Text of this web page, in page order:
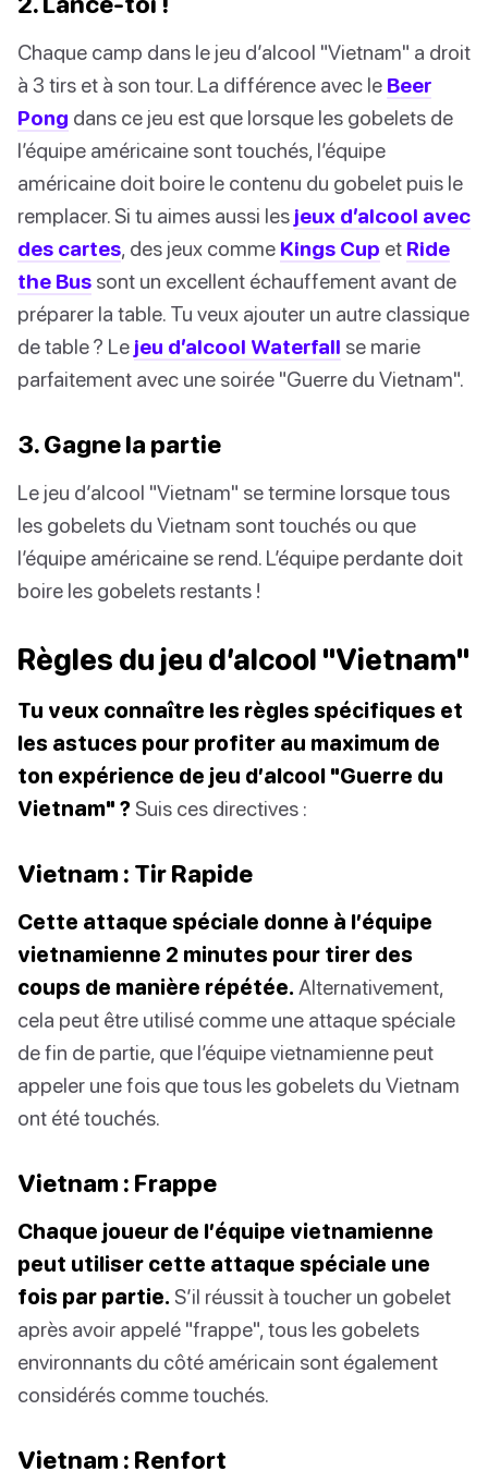
Chaque camp dans le jeu d’alcool "Vietnam" a droit
à 3 tirs et à son tour. La différence avec le Beer
Pong dans ce jeu est que lorsque les gobelets de
l’équipe américaine sont touchés, l’équipe
américaine doit boire le contenu du gobelet puis le
remplacer. Si tu aimes aussi les jeux d’alcool avec
des cartes, des jeux comme Kings Cup et Ride
the Bus sont un excellent échauffement avant de
préparer la table. Tu veux ajouter un autre classique
de table ? Le jeu d’alcool Waterfall se marie
parfaitement avec une soirée "Guerre du Vietnam".
3. Gagne la partie
Le jeu d’alcool "Vietnam" se termine lorsque tous
les gobelets du Vietnam sont touchés ou que
l’équipe américaine se rend. L’équipe perdante doit
boire les gobelets restants !
Règles du jeu d’alcool "Vietnam"
Tu veux connaître les règles spécifiques et
les astuces pour profiter au maximum de
ton expérience de jeu d’alcool "Guerre du
Vietnam" ? Suis ces directives :
Vietnam : Tir Rapide
Cette attaque spéciale donne à l’équipe
vietnamienne 2 minutes pour tirer des
coups de manière répétée. Alternativement,
cela peut être utilisé comme une attaque spéciale
de fin de partie, que l’équipe vietnamienne peut
appeler une fois que tous les gobelets du Vietnam
ont été touchés.
Vietnam : Frappe
Chaque joueur de l’équipe vietnamienne
peut utiliser cette attaque spéciale une
fois par partie. S’il réussit à toucher un gobelet
après avoir appelé "frappe", tous les gobelets
environnants du côté américain sont également
considérés comme touchés.
Vietnam : Renfort